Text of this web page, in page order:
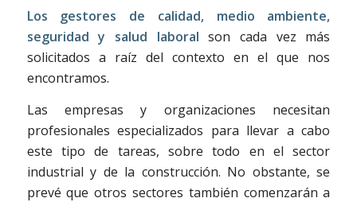
Los gestores de calidad, medio ambiente,
seguridad y salud laboral son cada vez más
solicitados a raíz del contexto en el que nos
encontramos.
Las empresas y organizaciones necesitan
profesionales especializados para llevar a cabo
este tipo de tareas, sobre todo en el sector
industrial y de la construcción. No obstante, se
prevé que otros sectores también comenzarán a